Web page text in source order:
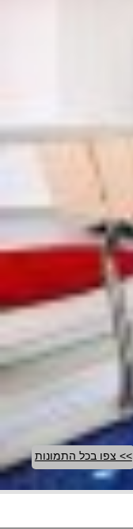
>> צפו בכל התמונות